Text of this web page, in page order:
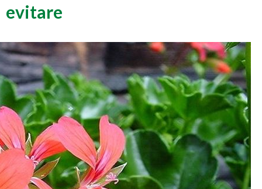
evitare